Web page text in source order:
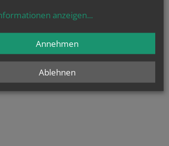
anzeigen...
Ablehnen
Annehmen